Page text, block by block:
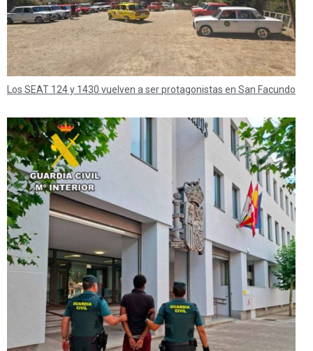
Los SEAT 124 y 1430 vuelven a ser protagonistas en San Facundo